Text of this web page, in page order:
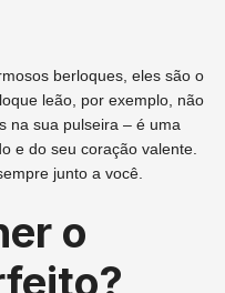
berloques, eles são o
leão, por exemplo, não
na sua pulseira – é uma
e do seu coração valente.
junto a você.
o